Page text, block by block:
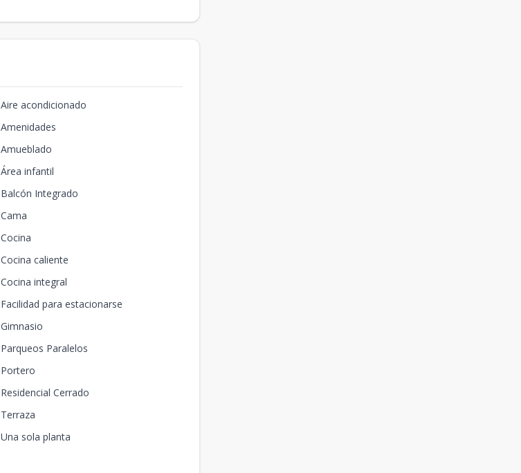
Aire acondicionado
Amenidades
Amueblado
Área infantil
Balcón Integrado
Cama
Cocina
Cocina caliente
Cocina integral
Facilidad para estacionarse
Gimnasio
Parqueos Paralelos
Portero
Residencial Cerrado
Terraza
Una sola planta